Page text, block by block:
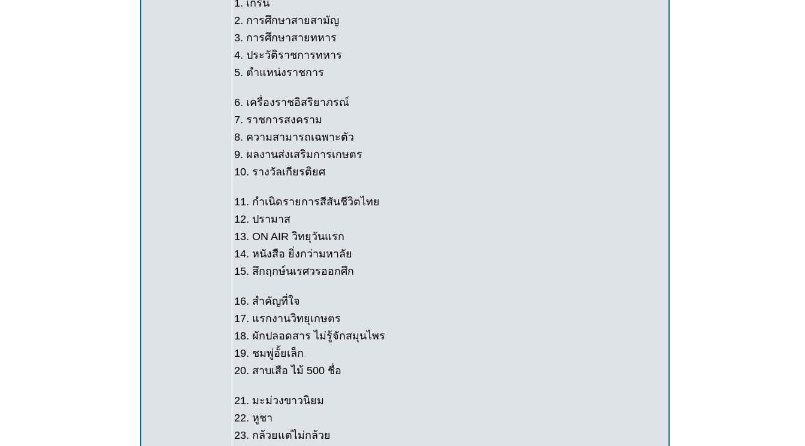
1. เกริ่น
2. การศึกษาสายสามัญ
3. การศึกษาสายทหาร
4. ประวัติราชการทหาร
5. ตำแหน่งราชการ
6. เครื่องราชอิสริยาภรณ์
7. ราชการสงคราม
8. ความสามารถเฉพาะตัว
9. ผลงานส่งเสริมการเกษตร
10. รางวัลเกียรติยศ
11. กำเนิดรายการสีสันชีวิตไทย
12. ปรามาส
13. ON AIR วิทยุวันแรก
14. หนังสือ ยิ่งกว่ามหาลัย
15. สึกฤกษ์นเรศวรออกศึก
16. สำคัญที่ใจ
17. แรกงานวิทยุเกษตร
18. ผักปลอดสาร ไม่รู้จักสมุนไพร
19. ชมพู่อั้ยเล็ก
20. สาบเสือ ไม้ 500 ชื่อ
21. มะม่วงขาวนิยม
22. หูชา
23. กล้วยแต่ไม่กล้วย